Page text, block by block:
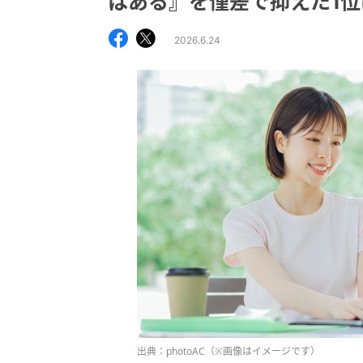
2026.6.24
出典：photoAC（※画像はイメージです）